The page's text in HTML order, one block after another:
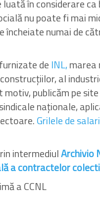
în considerare
nu poate fi mai
numai de
de INL,
al
publicăm pe
naționale,
Grilele de
intermediulArchivio
a contractelor
a CCNL